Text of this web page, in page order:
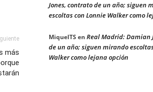
más
Jones, contrato de un año; siguen
escoltas con Lonnie Walker como
MiquelTS en Real Madrid: Damian
de un año; siguen mirando
Walker como lejana opción